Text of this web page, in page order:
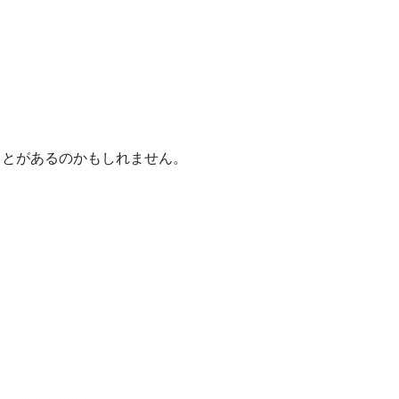
があるのかもしれません。